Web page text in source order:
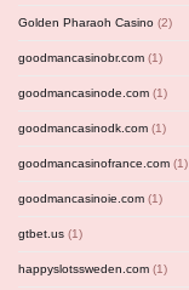
Golden Pharaoh Casino (2)
goodmancasinobr.com (1)
goodmancasinode.com (1)
goodmancasinodk.com (1)
goodmancasinofrance.com (1)
goodmancasinoie.com (1)
gtbet.us (1)
happyslotssweden.com (1)